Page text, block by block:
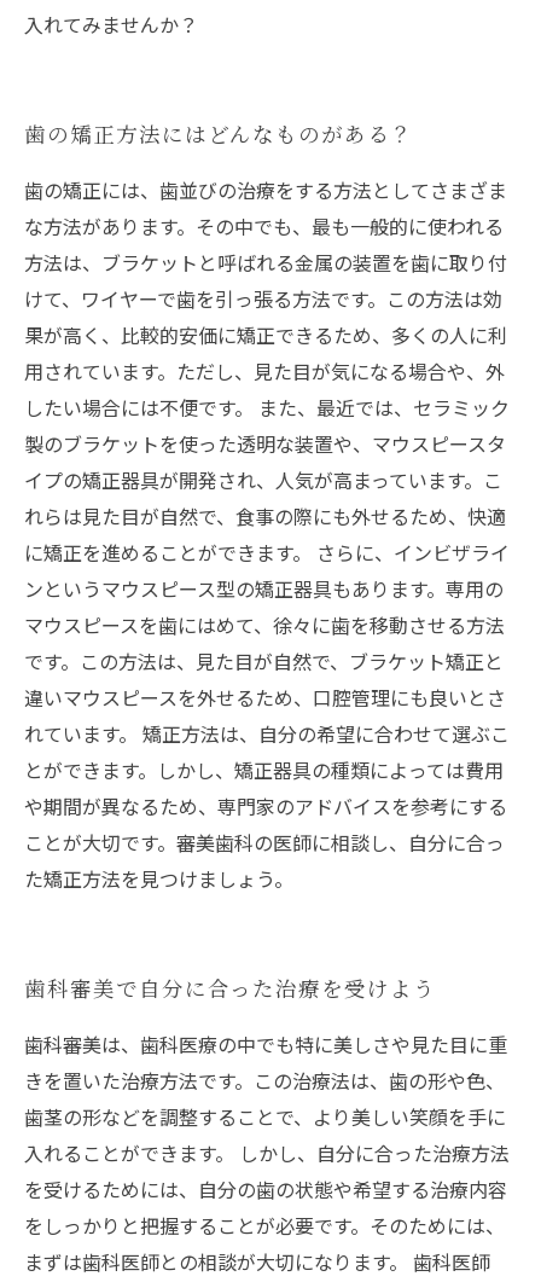
入れてみませんか？
歯の矯正方法にはどんなものがある？
歯の矯正には、歯並びの治療をする方法としてさまざま
な方法があります。その中でも、最も一般的に使われる
方法は、ブラケットと呼ばれる金属の装置を歯に取り付
けて、ワイヤーで歯を引っ張る方法です。この方法は効
果が高く、比較的安価に矯正できるため、多くの人に利
用されています。ただし、見た目が気になる場合や、外
したい場合には不便です。 また、最近では、セラミック
製のブラケットを使った透明な装置や、マウスピースタ
イプの矯正器具が開発され、人気が高まっています。こ
れらは見た目が自然で、食事の際にも外せるため、快適
に矯正を進めることができます。 さらに、インビザライ
ンというマウスピース型の矯正器具もあります。専用の
マウスピースを歯にはめて、徐々に歯を移動させる方法
です。この方法は、見た目が自然で、ブラケット矯正と
違いマウスピースを外せるため、口腔管理にも良いとさ
れています。 矯正方法は、自分の希望に合わせて選ぶこ
とができます。しかし、矯正器具の種類によっては費用
や期間が異なるため、専門家のアドバイスを参考にする
ことが大切です。審美歯科の医師に相談し、自分に合っ
た矯正方法を見つけましょう。
歯科審美で自分に合った治療を受けよう
歯科審美は、歯科医療の中でも特に美しさや見た目に重
きを置いた治療方法です。この治療法は、歯の形や色、
歯茎の形などを調整することで、より美しい笑顔を手に
入れることができます。 しかし、自分に合った治療方法
を受けるためには、自分の歯の状態や希望する治療内容
をしっかりと把握することが必要です。そのためには、
まずは歯科医師との相談が大切になります。 歯科医師